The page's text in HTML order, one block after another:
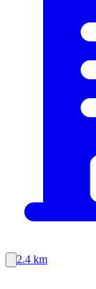
2.4 km